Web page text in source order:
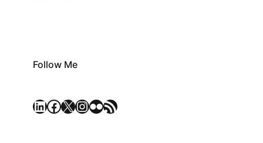
Follow Me
LinkedIn Facebook X Instagram Flickr RSS Feed